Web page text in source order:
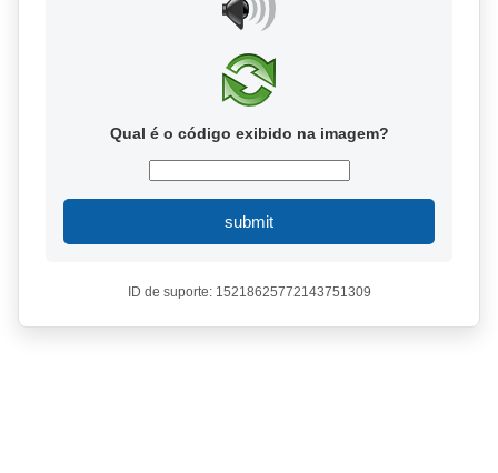
Qual é o código exibido na imagem?
submit
ID de suporte: 15218625772143751309